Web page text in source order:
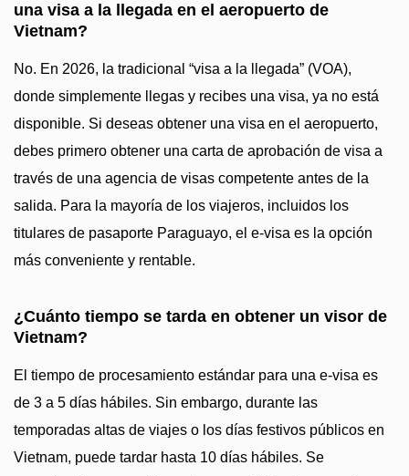
una visa a la llegada en el aeropuerto de
Vietnam?
No. En 2026, la tradicional “visa a la llegada” (VOA),
donde simplemente llegas y recibes una visa, ya no está
disponible. Si deseas obtener una visa en el aeropuerto,
debes primero obtener una carta de aprobación de visa a
través de una agencia de visas competente antes de la
salida. Para la mayoría de los viajeros, incluidos los
titulares de pasaporte Paraguayo, el e-visa es la opción
más conveniente y rentable.
¿Cuánto tiempo se tarda en obtener un visor de
Vietnam?
El tiempo de procesamiento estándar para una e-visa es
de 3 a 5 días hábiles. Sin embargo, durante las
temporadas altas de viajes o los días festivos públicos en
Vietnam, puede tardar hasta 10 días hábiles. Se